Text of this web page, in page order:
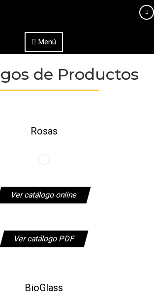
Menú
de Productos
Rosas
Ver catálogo online
Ver catálogo PDF
BioGlass